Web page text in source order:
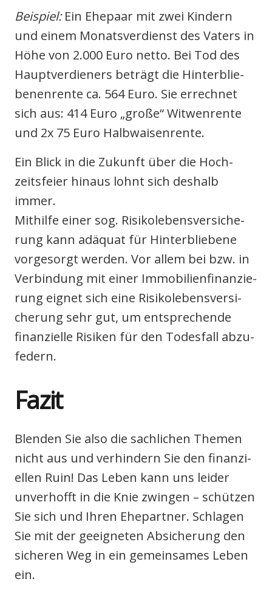
Bei­spiel:Ein Ehe­paar mit zwei Kin­dern
und einem Monats­ver­dienst des Vaters in
Höhe von 2.000 Euro net­to. Bei Tod des
Haupt­ver­die­ners beträgt die Hin­ter­blie­
be­nen­ren­te ca. 564 Euro. Sie errech­net
sich aus: 414 Euro „gro­ße“ Wit­wen­ren­te
und 2x 75 Euro Halb­wai­sen­ren­te.
Ein Blick in die Zukunft über die Hoch­
zeits­fei­er hin­aus lohnt sich des­halb
immer.
Mit­hil­fe einer sog. Risi­ko­le­bens­ver­si­che­
rung kann adäquat für Hin­ter­blie­be­ne
vor­ge­sorgt wer­den. Vor allem bei bzw. in
Ver­bin­dung mit einer Immo­bi­li­en­fi­nan­zie­
rung eig­net sich eine Risi­ko­le­bens­ver­si­
che­rung sehr gut, um ent­spre­chen­de
finan­zi­el­le Risi­ken für den Todes­fall abzu­
fe­dern.
Fazit
Blen­den Sie also die sach­li­chen The­men
nicht aus und ver­hin­dern Sie den finan­zi­
el­len Ruin! Das Leben kann uns lei­der
unver­hofft in die Knie zwin­gen – schüt­zen
Sie sich und Ihren Ehe­part­ner. Schla­gen
Sie mit der geeig­ne­ten Absi­che­rung den
siche­ren Weg in ein gemein­sa­mes Leben
ein.